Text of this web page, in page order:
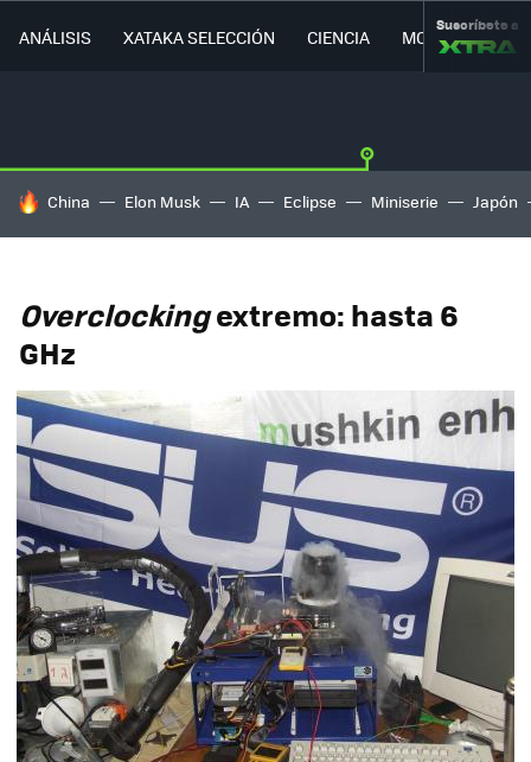
ANÁLISIS XATAKA SELECCIÓN CIENCIA MOVILIDAD
Suscríbete a
HOY SE HABLA DE
China Elon Musk IA Eclipse Miniserie Japón
Overclockingextremo: hasta 6
GHz